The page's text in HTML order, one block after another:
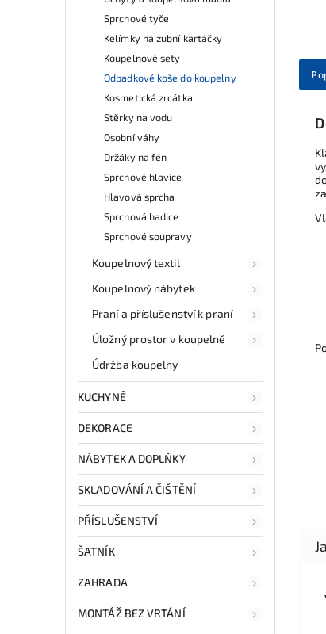
Sprchové tyče
Kelímky na zubní kartáčky
Koupelnové sety
Odpadkové koše do koupelny
Kosmetická zrcátka
Stěrky na vodu
Osobní váhy
Držáky na fén
Sprchové hlavice
Hlavová sprcha
Sprchová hadice
Sprchové soupravy
Koupelnový textil
Koupelnový nábytek
Praní a příslušenství k praní
Úložný prostor v koupelně
Údržba koupelny
KUCHYNĚ
DEKORACE
NÁBYTEK A DOPLŇKY
SKLADOVÁNÍ A ČIŠTĚNÍ
PŘÍSLUŠENSTVÍ
ŠATNÍK
ZAHRADA
MONTÁŽ BEZ VRTÁNÍ